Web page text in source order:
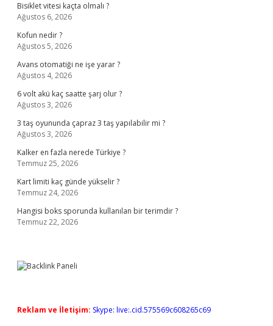
Bisiklet vitesi kaçta olmalı ?
Ağustos 6, 2026
Kofun nedir ?
Ağustos 5, 2026
Avans otomatiği ne işe yarar ?
Ağustos 4, 2026
6 volt akü kaç saatte şarj olur ?
Ağustos 3, 2026
3 taş oyununda çapraz 3 taş yapılabilir mi ?
Ağustos 3, 2026
Kalker en fazla nerede Türkiye ?
Temmuz 25, 2026
Kart limiti kaç günde yükselir ?
Temmuz 24, 2026
Hangisi boks sporunda kullanılan bir terimdir ?
Temmuz 22, 2026
Reklam ve İletişim: Skype: live:.cid.575569c608265c69